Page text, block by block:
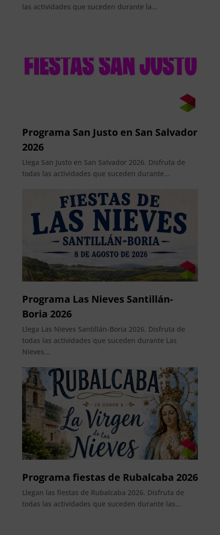
las actividades que suceden durante la...
Programa San Justo en San Salvador
2026
Llega San Justo en San Salvador 2026. Disfruta de
todas las actividades que suceden durante...
Programa Las Nieves Santillán-
Boria 2026
Llega Las Nieves Santillán-Boria 2026. Disfruta de
todas las actividades que suceden durante Las
Nieves...
Programa fiestas de Rubalcaba 2026
Llegan las fiestas de Rubalcaba 2026. Disfruta de
todas las actividades que suceden durante las...